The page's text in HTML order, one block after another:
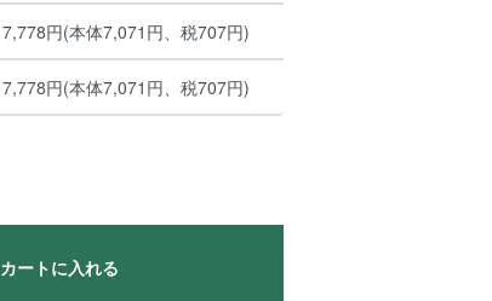
7,778円(本体7,071円、税707円)
7,778円(本体7,071円、税707円)
カートに入れる